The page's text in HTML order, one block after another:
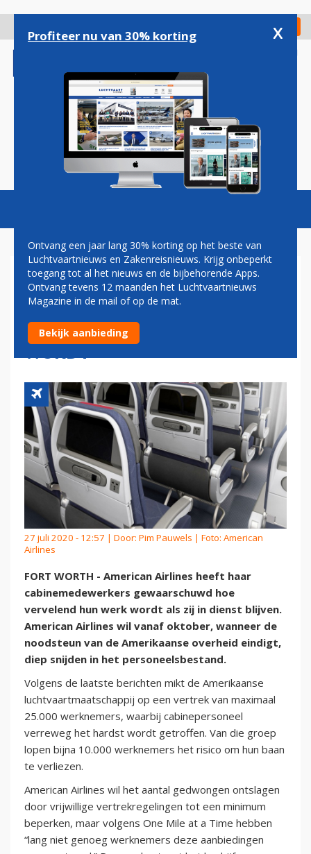
gaan
Check in
Magazine Podcasts Vacatures
AMERICAN AIRLINES VERTELT
CABINEPERSONEEL HOE
VERVELEND HUN WERK
WORDT
27 juli 2020 - 12:57 | Door: Pim Pauwels | Foto: American
Airlines
FORT WORTH - American Airlines heeft haar
cabinemedewerkers gewaarschuwd hoe
vervelend hun werk wordt als zij in dienst blijven.
American Airlines wil vanaf oktober, wanneer de
noodsteun van de Amerikaanse overheid eindigt,
diep snijden in het personeelsbestand.
Volgens de laatste berichten mikt de Amerikaanse
luchtvaartmaatschappij op een vertrek van maximaal
25.000 werknemers, waarbij cabinepersoneel
verreweg het hardst wordt getroffen. Van die groep
lopen bijna 10.000 werknemers het risico om hun baan
te verliezen.
American Airlines wil het aantal gedwongen ontslagen
door vrijwillige vertrekregelingen tot een minimum
beperken, maar volgens One Mile at a Time hebben
“lang niet genoeg werknemers deze aanbiedingen
Profiteer nu van 30% korting x
Ontvang een jaar lang 30% korting op het beste van
Luchtvaartnieuws en Zakenreisnieuws. Krijg onbeperkt
toegang tot al het nieuws en de bijbehorende Apps.
Ontvang tevens 12 maanden het Luchtvaartnieuws
Magazine in de mail of op de mat.
Bekijk aanbieding